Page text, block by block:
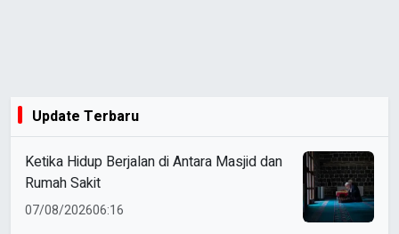
Update Terbaru
Ketika Hidup Berjalan di Antara Masjid dan
Rumah Sakit
07/08/202606:16